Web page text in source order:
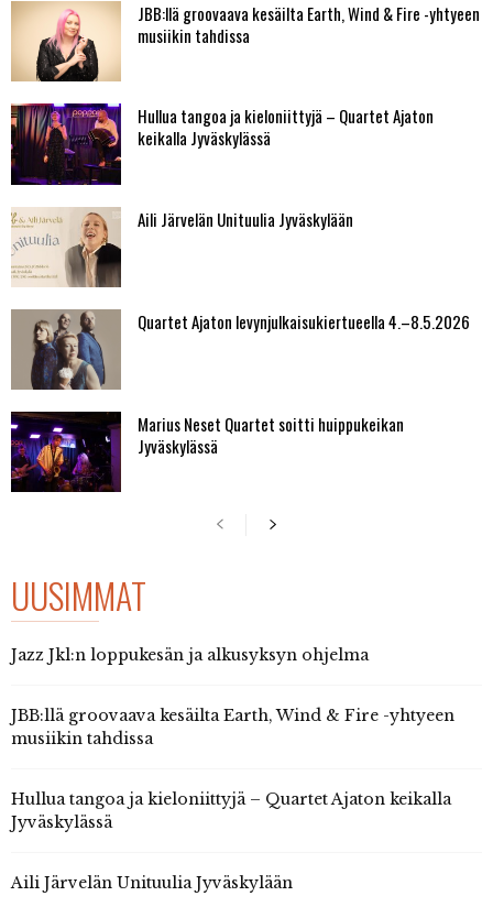
JBB:llä groovaava kesäilta Earth, Wind & Fire -yhtyeen
musiikin tahdissa
Hullua tangoa ja kieloniittyjä – Quartet Ajaton
keikalla Jyväskylässä
Aili Järvelän Unituulia Jyväskylään
Quartet Ajaton levynjulkaisukiertueella 4.–8.5.2026
Marius Neset Quartet soitti huippukeikan
Jyväskylässä
UUSIMMAT
Jazz Jkl:n loppukesän ja alkusyksyn ohjelma
JBB:llä groovaava kesäilta Earth, Wind & Fire -yhtyeen
musiikin tahdissa
Hullua tangoa ja kieloniittyjä – Quartet Ajaton keikalla
Jyväskylässä
Aili Järvelän Unituulia Jyväskylään